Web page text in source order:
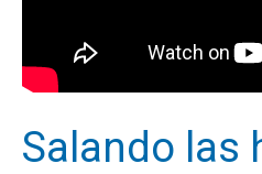
Salando las